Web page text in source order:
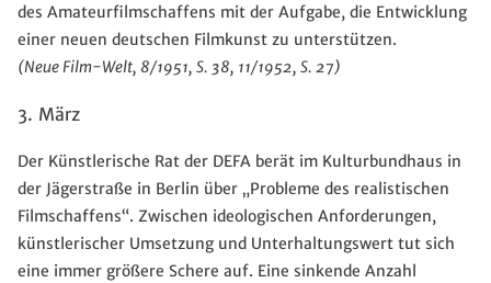
des Amateurfilmschaffens mit der Aufgabe, die Entwicklung
einer neuen deutschen Filmkunst zu unterstützen.
(Neue Film-Welt, 8/1951, S. 38, 11/1952, S. 27)
3. März
Der Künstlerische Rat der DEFA berät im Kulturbundhaus in
der Jägerstraße in Berlin über „Probleme des realistischen
Filmschaffens“. Zwischen ideologischen Anforderungen,
künstlerischer Umsetzung und Unterhaltungswert tut sich
eine immer größere Schere auf. Eine sinkende Anzahl